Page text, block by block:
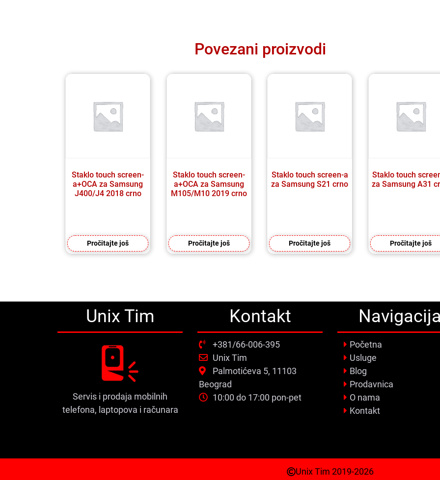
Povezani proizvodi
Staklo touch screen-
a+OCA za Samsung
J400/J4 2018 crno
Pročitajte još
Staklo touch screen-
a+OCA za Samsung
M105/M10 2019 crno
Pročitajte još
Staklo touch screen-a
za Samsung S21 crno
Pročitajte još
Staklo touch
za Samsung A31
Pročitajte još
Unix Tim
Servis i prodaja mobilnih
telefona, laptopova i računara
Kontakt
+381/66-006-395
Unix Tim
Palmotićeva 5, 11103
Beograd
10:00 do 17:00 pon-pet
Navigacija
Početna
Usluge
Blog
Prodavnica
O nama
Kontakt
Unix Tim 2019-2026